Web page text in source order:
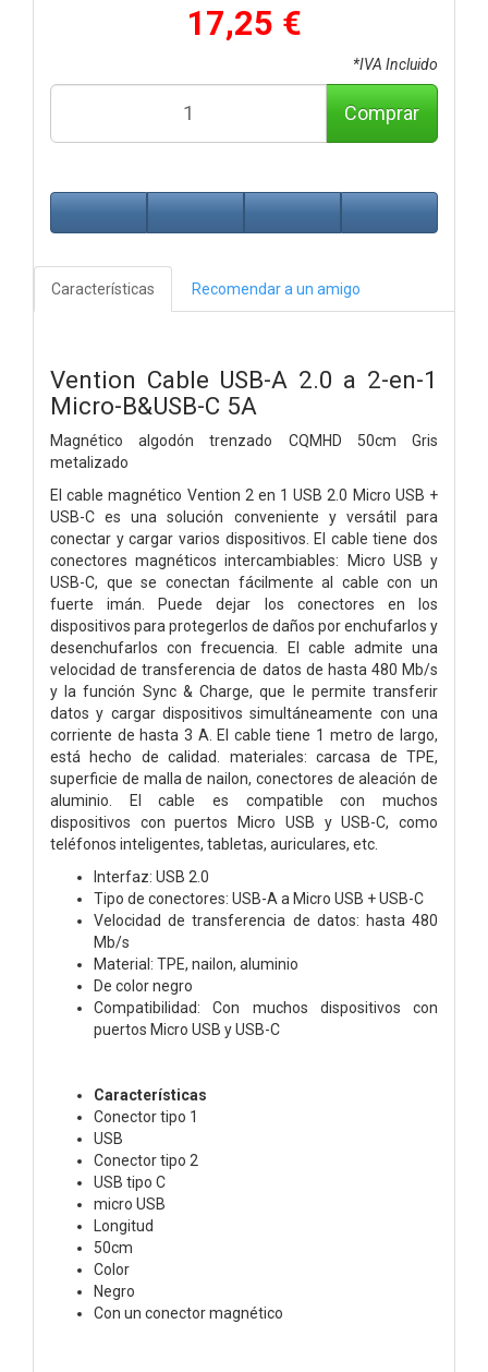
17,25 €
*IVA Incluido
Comprar
Características Recomendar a un amigo
Vention Cable USB-A 2.0 a 2-en-1
Micro-B&USB-C 5A
Magnético algodón trenzado CQMHD 50cm Gris
metalizado
El cable magnético Vention 2 en 1 USB 2.0 Micro USB +
USB-C es una solución conveniente y versátil para
conectar y cargar varios dispositivos. El cable tiene dos
conectores magnéticos intercambiables: Micro USB y
USB-C, que se conectan fácilmente al cable con un
fuerte imán. Puede dejar los conectores en los
dispositivos para protegerlos de daños por enchufarlos y
desenchufarlos con frecuencia. El cable admite una
velocidad de transferencia de datos de hasta 480 Mb/s
y la función Sync & Charge, que le permite transferir
datos y cargar dispositivos simultáneamente con una
corriente de hasta 3 A. El cable tiene 1 metro de largo,
está hecho de calidad. materiales: carcasa de TPE,
superficie de malla de nailon, conectores de aleación de
aluminio. El cable es compatible con muchos
dispositivos con puertos Micro USB y USB-C, como
teléfonos inteligentes, tabletas, auriculares, etc.
Interfaz: USB 2.0
Tipo de conectores: USB-A a Micro USB + USB-C
Velocidad de transferencia de datos: hasta 480
Mb/s
Material: TPE, nailon, aluminio
De color negro
Compatibilidad: Con muchos dispositivos con
puertos Micro USB y USB-C
Características
Conector tipo 1
USB
Conector tipo 2
USB tipo C
micro USB
Longitud
50cm
Color
Negro
Con un conector magnético